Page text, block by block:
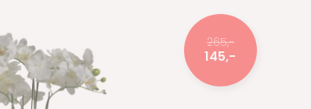
265,-
145,-